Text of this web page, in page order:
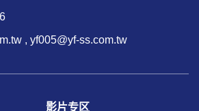
, yf005@yf-ss.com.tw
影片专区